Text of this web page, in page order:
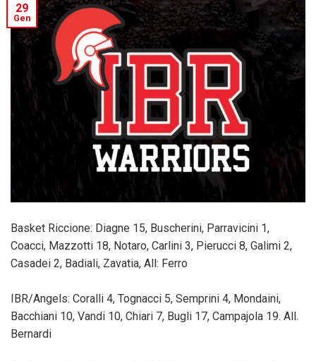
29
Gen
Basket Riccione: Diagne 15, Buscherini, Parravicini 1,
Coacci, Mazzotti 18, Notaro, Carlini 3, Pierucci 8, Galimi 2,
Casadei 2, Badiali, Zavatia, All: Ferro
IBR/Angels: Coralli 4, Tognacci 5, Semprini 4, Mondaini,
Bacchiani 10, Vandi 10, Chiari 7, Bugli 17, Campajola 19. All.
Bernardi